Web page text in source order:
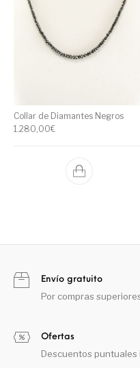
Collar de Diamantes Negros
1.280,00€
Envío gratuito
Por compras
Ofertas
Descuentos